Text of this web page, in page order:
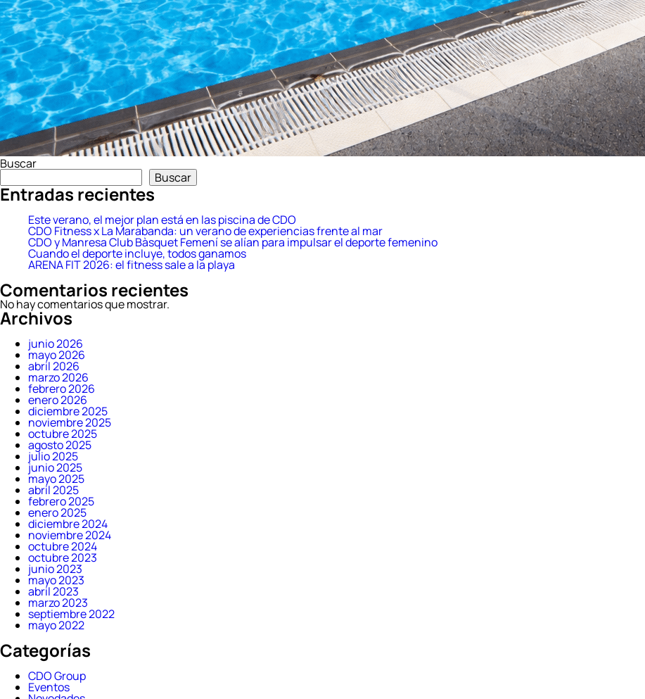
Buscar
Buscar
Entradas recientes
Este verano, el mejor plan está en las piscina de CDO
CDO Fitness x La Marabanda: un verano de experiencias frente al mar
CDO y Manresa Club Bàsquet Femení se alían para impulsar el deporte femenino
Cuando el deporte incluye, todos ganamos
ARENA FIT 2026: el fitness sale a la playa
Comentarios recientes
No hay comentarios que mostrar.
Archivos
junio 2026
mayo 2026
abril 2026
marzo 2026
febrero 2026
enero 2026
diciembre 2025
noviembre 2025
octubre 2025
agosto 2025
julio 2025
junio 2025
mayo 2025
abril 2025
febrero 2025
enero 2025
diciembre 2024
noviembre 2024
octubre 2024
octubre 2023
junio 2023
mayo 2023
abril 2023
marzo 2023
septiembre 2022
mayo 2022
Categorías
CDO Group
Eventos